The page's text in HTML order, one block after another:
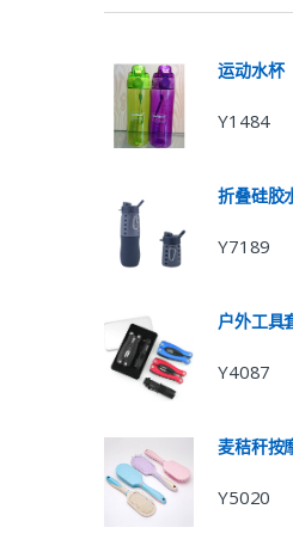
运动水杯
Y1484
折叠硅胶
Y7189
户外工具
Y4087
麦秸秆按
Y5020